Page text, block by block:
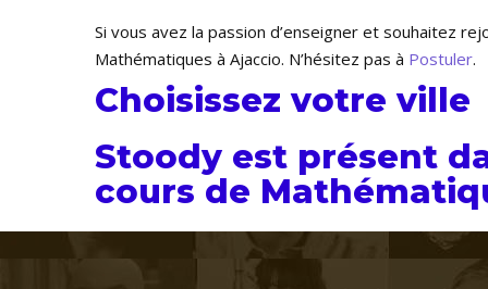
Si vous avez la passion d’enseigner et souhaitez
Mathématiques à Ajaccio. N’hésitez pas à Postuler.
Choisissez votre ville
Stoody est présent
cours de